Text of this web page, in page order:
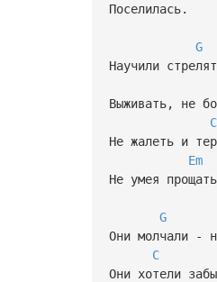
Поселилась.
G
Научили
Выживать, не
C
Не жалеть и
Em
Не умея
G
Они молчали -
C
Они хотели